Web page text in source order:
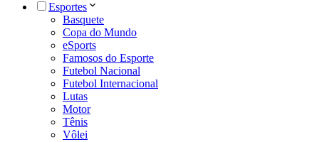
Esportes
Basquete
Copa do Mundo
eSports
Famosos do Esporte
Futebol Nacional
Futebol Internacional
Lutas
Motor
Tênis
Vôlei